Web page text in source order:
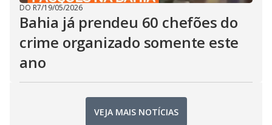
DO R7/19/05/2026
Bahia já prendeu 60 chefões do
crime organizado somente este
ano
VEJA MAIS NOTÍCIAS